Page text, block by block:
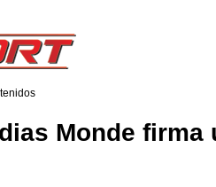
Monde